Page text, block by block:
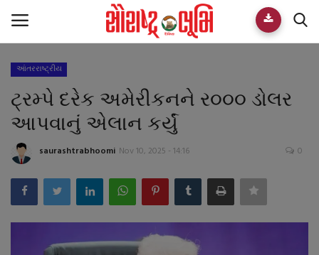
Home
E-paper
Videos
Who We Are
Live TV
આંતરરાષ્ટ્રીય
ટ્રમ્પે દરેક અમેરીકનને ર૦૦૦ ડોલર
આપવાનું એલાન કર્યું
saurashtrabhoomi Nov 10, 2025 - 14:16 0